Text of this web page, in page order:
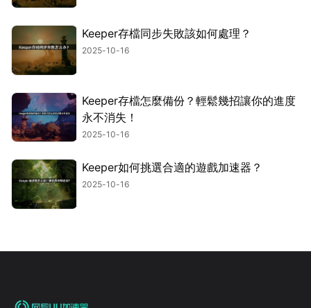
Keeper存檔同步失敗該如何處理？
2025-10-16
Keeper存檔怎麼備份？輕鬆幾招讓你的進度
永不消失！
2025-10-16
Keeper如何挑選合適的遊戲加速器？
2025-10-16